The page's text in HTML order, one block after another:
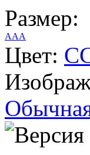
Размер:
AAA
Цвет: C